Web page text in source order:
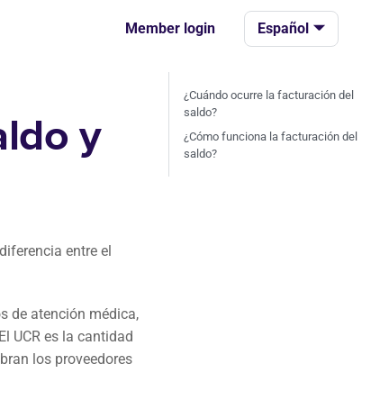
Member login Español
y
entre el
de atención médica,
UCR es la cantidad
los proveedores
¿Cuándo ocurre la facturación del
saldo?
¿Cómo funciona la facturación del
saldo?